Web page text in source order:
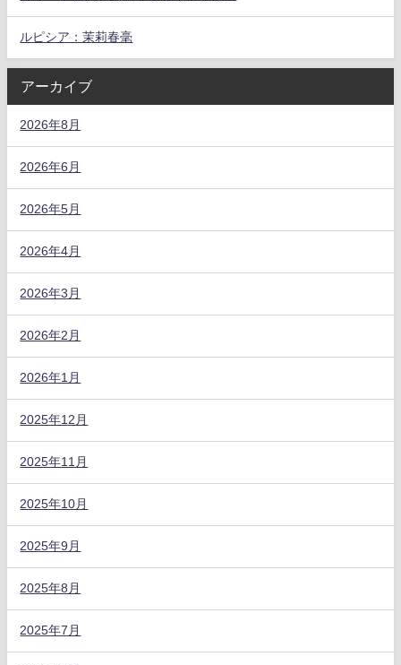
ルピシア：茉莉春毫
アーカイブ
2026年8月
2026年6月
2026年5月
2026年4月
2026年3月
2026年2月
2026年1月
2025年12月
2025年11月
2025年10月
2025年9月
2025年8月
2025年7月